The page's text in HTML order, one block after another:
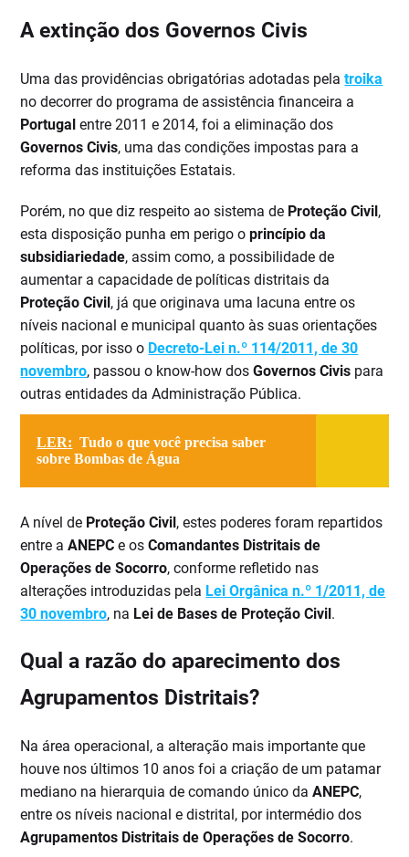
A extinção dos Governos Civis
Uma das providências obrigatórias adotadas pelatroika
no decorrer do programa de assistência financeira a
Portugal entre 2011 e 2014, foi a eliminação dos
Governos Civis, uma das condições impostas para a
reforma das instituições Estatais.
Porém, no que diz respeito ao sistema de Proteção Civil,
esta disposição punha em perigo oprincípio da
subsidiariedade, assim como, a possibilidade de
aumentar a capacidade de políticas distritais da
Proteção Civil, já que originava uma lacuna entre os
níveis nacional e municipal quanto às suas orientações
políticas, por isso o Decreto-Lei n.º 114/2011, de 30
novembro, passou o know-how dosGovernos Civis para
outras entidades da Administração Pública.
LER: Tudo o que você precisa saber
sobre Bombas de Água
A nível de Proteção Civil, estes poderes foram repartidos
entre aANEPC e osComandantes Distritais de
Operações de Socorro, conforme refletido nas
alterações introduzidas pela Lei Orgânica n.º 1/2011, de
30 novembro, na Lei de Bases de Proteção Civil.
Qual a razão do aparecimento dos
Agrupamentos Distritais?
Na área operacional, a alteração mais importante que
houve nos últimos 10 anos foi a criação de um patamar
mediano na hierarquia de comando único daANEPC,
entre os níveis nacional e distrital, por intermédio dos
Agrupamentos Distritais de Operações de Socorro.